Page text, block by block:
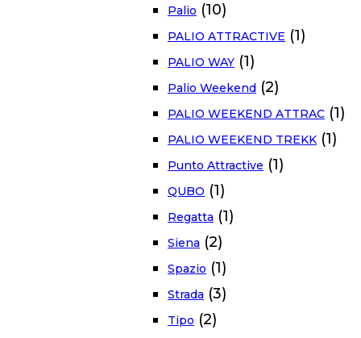
Palio (10)
PALIO ATTRACTIVE (1)
PALIO WAY (1)
Palio Weekend (2)
PALIO WEEKEND ATTRAC (1)
PALIO WEEKEND TREKK (1)
Punto Attractive (1)
QUBO (1)
Regatta (1)
Siena (2)
Spazio (1)
Strada (3)
Tipo (2)